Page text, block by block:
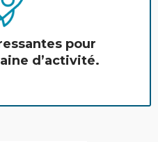
pour
d’activité.